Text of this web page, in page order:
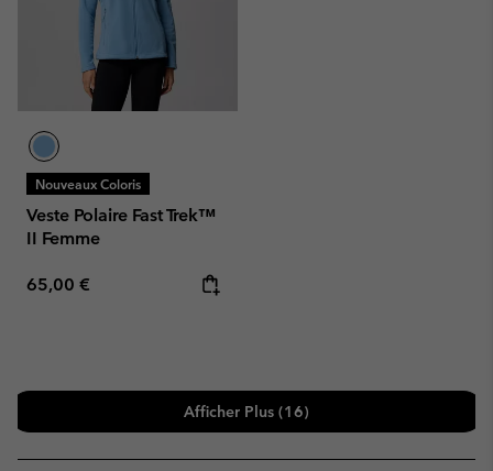
Nouveaux Coloris
Veste Polaire Fast Trek™
II Femme
Regular price:
65,00 €
Afficher Plus (16)